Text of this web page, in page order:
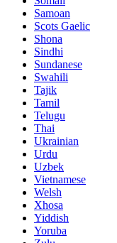
Samoan
Scots Gaelic
Shona
Sindhi
Sundanese
Swahili
Tajik
Tamil
Telugu
Thai
Ukrainian
Urdu
Uzbek
Vietnamese
Welsh
Xhosa
Yiddish
Yoruba